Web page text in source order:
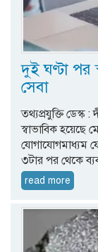
দুই ঘণ্টা পর
সেবা
তথ্যপ্রযুক্তি ডেস্ক :
স্বাভাবিক হয়েছে
যোগাযোগমাধ্যম
৩টার পর থেকে
read more